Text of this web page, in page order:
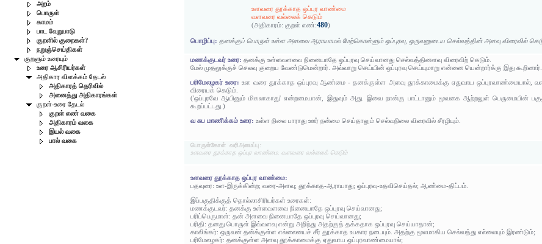
அறம்
பொருள்
காமம்
பாட வேறுபாடு
குறளில் குறைகள்?
நறுஞ்செய்திகள்
குறளும் உரையும்
உரை ஆசிரியர்கள்
அதிகார விளக்கம் தேடல்
அதிகாரத் தெரிவில்
அனைத்து அதிகாரங்கள்
குறள்-உரை தேடல்
குறள் எண் வகை
அதிகாரம் வகை
இயல் வகை
பால் வகை
உளவரை தூக்காத ஒப்புர வாண்மை
வளவரை வல்லைக் கெடும்
(அதிகாரம்: குறள் எண்:480)
பொழிப்பு: தனக்குப் பொருள் உள்ள அளவை ஆராயாமல் மேற்கொள்ளும் ஒப்புரவு, ஒருவனுடைய செல்வத்தின் அளவு விரைவில்
மணக்குடவர் உரை:தனக்கு உள்ளவளவை நினையாதே ஒப்புரவு செய்வானது செல்வத்தினளவு விரைவிற் கெடும்.
மேல் முதலுக்குச் செலவு குறைய வேண்டுமென்றார். அவ்வாறு செய்யின் ஒப்புரவு செய்யுமாறு என்னை யென்றார்க்கு இது கூறினார்.
பரிமேலழகர் உரை:உள வரை தூக்காத ஒப்புரவு ஆண்மை - தனக்குள்ள அளவு தூக்காமைக்கு ஏதுவாய
விரையக் கெடும்.
('ஒப்புரவே ஆயினும் மிகலாகாது' என்றமையான், இதுவும் அது. இவை நான்கு பாட்டானும் மூவகை ஆற்றலுள் பெருமையின்
கூறப்பட்டது.)
வ சுப மாணிக்கம் உரை:உள்ள நிலை பாராது ஊர் நன்மை செய்தாலும் செல்வநிலை விரைவில் சீரழியும்.
பொருள்கோள் வரிஅமைப்பு:
உளவரை தூக்காத ஒப்புர வாண்மை. வளவரை வல்லைக் கெடும்
உளவரை தூக்காத ஒப்புர வாண்மை:
பதவுரை: உள-இருக்கின்ற; வரை-அளவு; தூக்காத-ஆராயாது; ஒப்புரவு-உதவிசெய்தல்; ஆண்மை-திட்பம்.
இப்பகுதிக்குத் தொல்லாசிரியர்கள் உரைகள்:
மணக்குடவர்: தனக்கு உள்ளவளவை நினையாதே ஒப்புரவு செய்வானது;
பரிப்பெருமாள்: தன் அளவை நினையாதே ஒப்புரவு செய்வானது;
பரிதி: தனது பொருள் இவ்வளவு என்று அறிந்து அதற்குத் தக்கதாக ஒப்புரவு செய்யாதான்;
காலிங்கர்: ஒருவன் தன்க்குள்ள எல்லையைச் சீர் தூக்காத உபகார நடையும். அதற்கு மூலமாகிய செல்வத்து எல்லையும் இரண்டும்;
பரிமேலழகர்: தனக்குள்ள அளவு தூக்காமைக்கு ஏதுவாய ஒப்புரவாண்மையால்;